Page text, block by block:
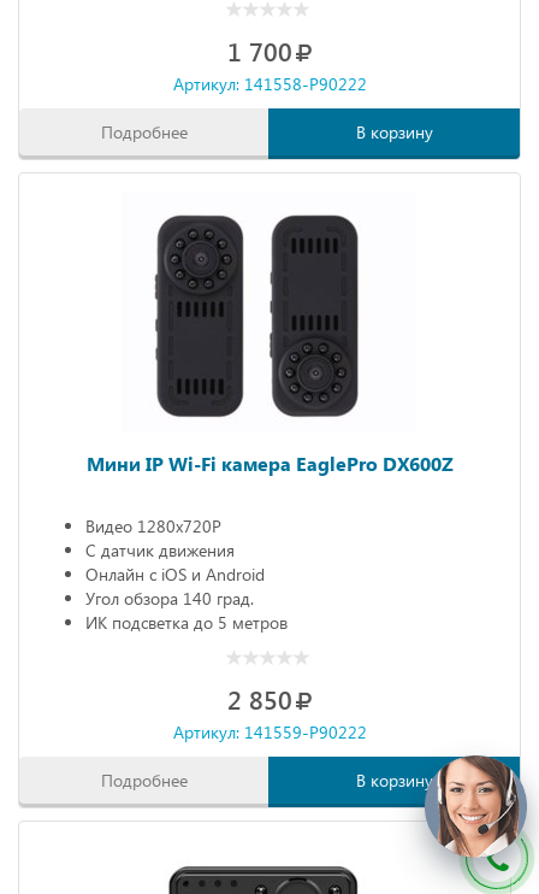
1 700
Артикул: 141558-P90222
Подробнее В корзину
Мини IP Wi-Fi камера EaglePro DX600Z
Видео 1280х720P
С датчик движения
Онлайн с iOS и Android
Угол обзора 140 град.
ИК подсветка до 5 метров
2 850
Артикул: 141559-P90222
Подробнее В корзину